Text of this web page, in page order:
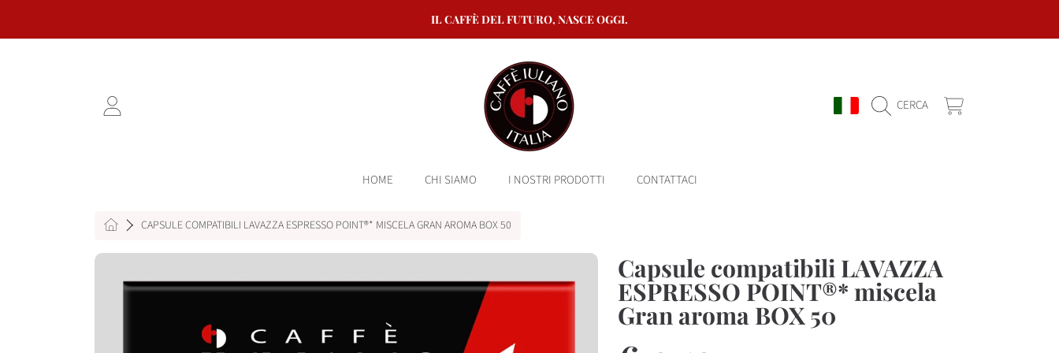
IL CAFFÈ DEL FUTURO, NASCE OGGI.
ACCEDI
PAESE/REGIONE
CERCACARRELLO
HOME CHI SIAMO I NOSTRI PRODOTTI CONTATTACI
HOMECAPSULE COMPATIBILI LAVAZZA ESPRESSO POINT®* MISCELA GRAN AROMA BOX 50
VAI ALLE INFORMAZIONI SUL PRODOTTO Capsule compatibili LAVAZZA
ESPRESSO POINT®* miscela
Gran aroma BOX 50